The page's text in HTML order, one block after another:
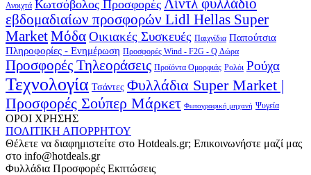
Ανοιχτά Κωτσόβολος Προσφορές Λίντλ φυλλάδιο
εβδομαδιαίων προσφορών Lidl Hellas Super
MarketΜόδαΟικιακές Συσκευές Παιχνίδια Παπούτσια
Πληροφορίες - Ενημέρωση Προσφορές Wind - F2G - Q Δώρα
Προσφορές Τηλεοράσεις Προϊόντα Ομορφιάς Ρολόι Ρούχα
Τεχνολογία Τσάντες Φυλλάδια Super Market |
Προσφορές Σούπερ Μάρκετ Φωτογραφική μηχανή Ψυγεία
ΟΡΟΙ ΧΡΗΣΗΣ
ΠΟΛΙΤΙΚΗ ΑΠΟΡΡΗΤΟΥ
Θέλετε να διαφημιστείτε στο Hotdeals.gr; Επικοινωνήστε μαζί μας
στο info@hotdeals.gr
Φυλλάδια Προσφορές Εκπτώσεις